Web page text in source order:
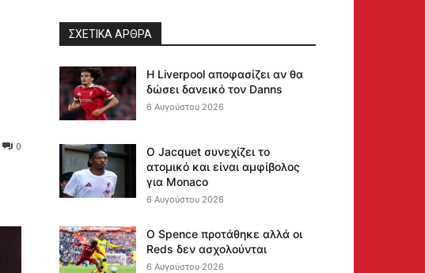
0
ΣΧΕΤΙΚΆ ΆΡΘΡΑ
Η Liverpool αποφασίζει αν θα
δώσει δανεικό τον Danns
6 Αυγούστου 2026
Ο Jacquet συνεχίζει το
ατομικό και είναι αμφίβολος
για Monaco
6 Αυγούστου 2026
Ο Spence προτάθηκε αλλά οι
Reds δεν ασχολούνται
6 Αυγούστου 2026